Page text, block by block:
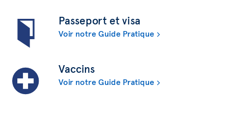
Passeport et visa
Voir notre Guide Pratique
Vaccins
Voir notre Guide Pratique